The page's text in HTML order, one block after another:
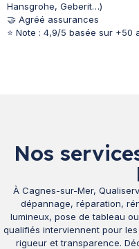
Hansgrohe, Geberit…)
🤝 Agréé assurances
⭐ Note : 4,9/5 basée sur +50
Nos
À Cagnes-sur-Mer,
dépannage, réparation,
lumineux, pose de tableau
qualifiés interviennent pour
rigueur et transparence.